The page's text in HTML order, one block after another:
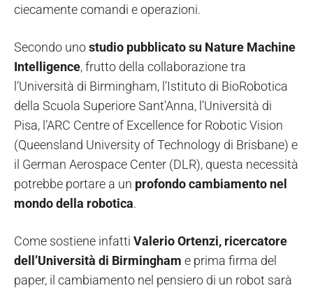
ciecamente comandi e operazioni.
Secondo unostudio pubblicato su Nature Machine
Intelligence, frutto della collaborazione tra
l’Università di Birmingham, l’Istituto di BioRobotica
della Scuola Superiore Sant’Anna, l’Università di
Pisa, l’ARC Centre of Excellence for Robotic Vision
(Queensland University of Technology di Brisbane) e
il German Aerospace Center (DLR), questa necessità
potrebbe portare a un profondo cambiamento nel
mondo della robotica.
Come sostiene infatti Valerio Ortenzi, ricercatore
dell’Università di Birmingham e prima firma del
paper, il cambiamento nel pensiero di un robot sarà